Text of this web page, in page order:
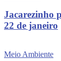
Jacarezinho
22 de janeiro
Meio Ambiente